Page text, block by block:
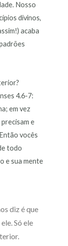
Nosso
divinos,
acaba
4.6-7:
em vez
e
vocês
todo
e sua mente
diz é que
Só ele